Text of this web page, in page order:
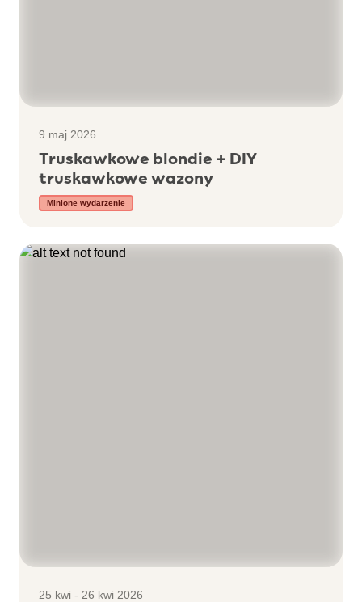
9 maj 2026
Truskawkowe blondie + DIY
truskawkowe wazony
Minione wydarzenie
25 kwi - 26 kwi 2026